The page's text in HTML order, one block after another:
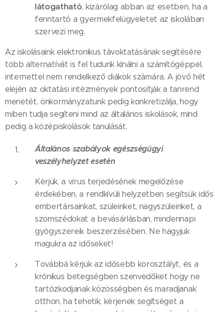
látogatható, kizárólag abban az esetben, ha a
fenntartó a gyermekfelügyeletet az iskolában
szervezi meg.
Az iskolásaink elektronikus távoktatásának segítésére
több alternatívát is fel tudunk kínálni a számítógéppel,
internettel nem rendelkező diákok számára. A jövő hét
elején az oktatási intézmények pontosítják a tanrend
menetét, önkormányzatunk pedig konkretizálja, hogy
miben tudja segíteni mind az általános iskolások, mind
pedig a középiskolások tanulását.
Általános szabályok egészségügyi
veszélyhelyzet esetén
Kérjük, a vírus terjedésének megelőzése
érdekében, a rendkívüli helyzetben segítsük idős
embertársainkat, szüleinket, nagyszüleinket, a
szomszédokat a bevásárlásban, mindennapi
gyógyszereik beszerzésében. Ne hagyjuk
magukra az időseket!
Továbbá kérjük az idősebb korosztályt, és a
krónikus betegségben szenvedőket hogy ne
tartózkodjanak közösségben és maradjanak
otthon, ha tehetik, kérjenek segítséget a